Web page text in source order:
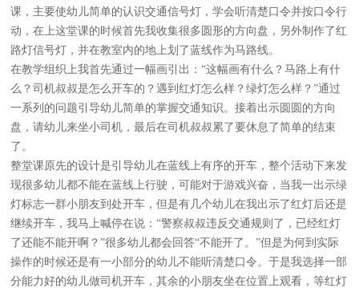
课，主要使幼儿简单的认识交通信号灯，学会听清楚口令并按口令行
动，在上这堂课的时候首先我收集很多圆形的方向盘，另外制作了红
路灯信号灯，并在教室内的地上划了蓝线作为马路线。
在教学组织上我首先通过一幅画引出：“这幅画有什么？马路上有什
么？司机叔叔是怎么开车的？遇到红灯怎么样？绿灯怎么样？”通过
一系列的问题引导幼儿简单的掌握交通知识。接着出示圆圆的方向
盘，请幼儿来坐小司机，最后在司机叔叔累了要休息了简单的结束
了。
整堂课原先的设计是引导幼儿在蓝线上有序的开车，整个活动下来发
现很多幼儿都不能在蓝线上行驶，可能对于游戏兴奋，当我一出示绿
灯标志一群小朋友到处开车，但是有几个幼儿在我出示了红灯后还是
继续开车，我马上喊停在说：“警察叔叔违反交通规则了，已经红灯
了还能不能开啊？”很多幼儿都会回答“不能开了。”但是为何到实际
操作的时候还是有一小部分的幼儿不能听清楚口令。于是我选择一部
分能力好的幼儿做司机开车，其余的小朋友坐在位置上观看，等红灯